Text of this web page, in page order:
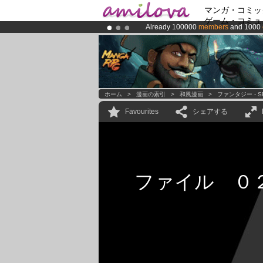
マンガ・コミ
ゲーム・コミ
Already 100000 members and 1000
Premium membership from3.95
AmilovaKickstarter is now LIVE!.
ホーム > 漫画の索引 > 和風漫画 > ファンタジー -
Favourites シェアする
ファイル ０